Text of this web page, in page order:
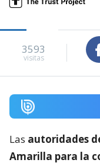
3593
visitas
Las autoridades
Amarilla para la